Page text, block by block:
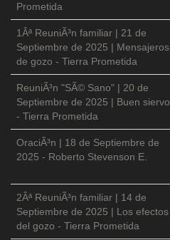
Prometida
1Âª ReuniÃ³n familiar | 21 de
Septiembre de 2025 | Mensajeros
de gozo - Tierra Prometida
ReuniÃ³n "SÃ© Sano" | 20 de
Septiembre de 2025 | Buen siervo
- Tierra Prometida
OraciÃ³n | 18 de Septiembre de
2025 - Roberto Stevenson E.
2Âª ReuniÃ³n familiar | 14 de
Septiembre de 2025 | Los efectos
del gozo - Tierra Prometida